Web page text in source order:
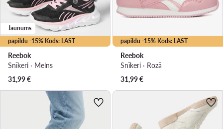
papildu -15% Kods: LAST
Jaunums
Reebok
Snīkeri · Melns
31,99€
papildu -15% Kods: LAST
Reebok
Snīkeri · Rozā
31,99€